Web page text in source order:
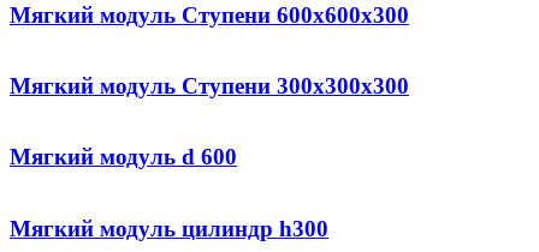
Мягкий модуль Ступени 600x600x300
Мягкий модуль Ступени 300x300x300
Мягкий модуль d 600
Мягкий модуль цилиндр h300